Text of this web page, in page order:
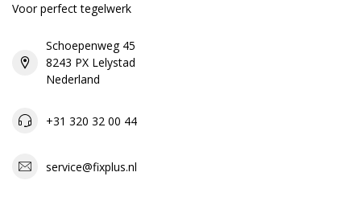
Voor perfect tegelwerk
Schoepenweg 45
8243 PX Lelystad
Nederland
+31 320 32 00 44
service@fixplus.nl